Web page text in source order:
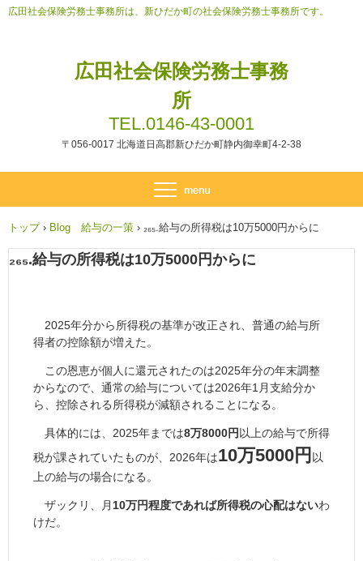
広田社会保険労務士事務
所
広田社会保険労務士事務所は、新ひだか町の社会保険労務士事務所です。
TEL.0146-43-0001
〒056-0017 北海道日高郡新ひだか町静内御幸町4-2-38
トップ › Blog 給与の一策 › ₂₆₅.給与の所得税は10万5000円からに
₂₆₅.給与の所得税は10万5000円からに
2025年分から所得税の基準が改正され、普通の給与所
得者の控除額が増えた。
この恩恵が個人に還元されたのは2025年分の年末調整
からなので、通常の給与については2026年1月支給分か
ら、控除される所得税が減額されることになる。
具体的には、2025年までは8万8000円 以上の給与で所得
税が課されていたものが、2026年は10万5000円 以
上の給与の場合になる。
ザックリ、月 10万円程度であれば所得税の心配はないわ
けだ。